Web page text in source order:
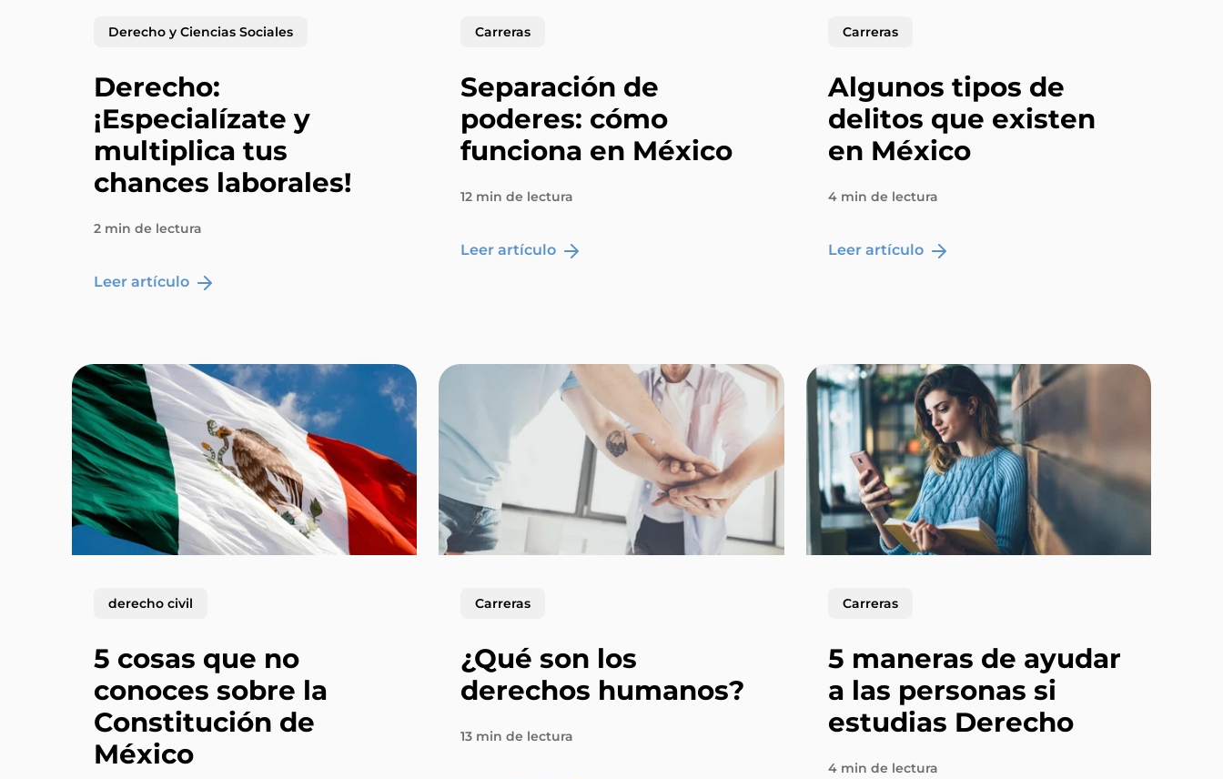
Derecho y Ciencias Sociales
Derecho:
¡Especialízate y
multiplica tus
chances laborales!
2 min de lectura
Leer artículo
Carreras
Separación de
poderes: cómo
funciona en México
12 min de lectura
Leer artículo
Carreras
Algunos tipos de
delitos que existen
en México
4 min de lectura
Leer artículo
derecho civil
5 cosas que no
conoces sobre la
Constitución de
México
Carreras
¿Qué son los
derechos humanos?
13 min de lectura
Carreras
5 maneras de ayudar
a las personas si
estudias Derecho
4 min de lectura